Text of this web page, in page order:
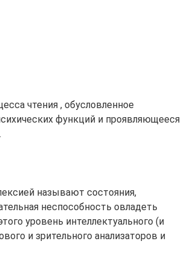
чтения , обусловленное
функций и проявляющееся
называют состояния,
неспособность овладеть
уровень интеллектуального (и
и зрительного анализаторов и